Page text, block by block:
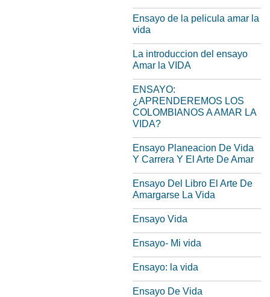
Ensayo de la pelicula amar la
vida
La introduccion del ensayo
Amar la VIDA
ENSAYO:
¿APRENDEREMOS LOS
COLOMBIANOS A AMAR LA
VIDA?
Ensayo Planeacion De Vida
Y Carrera Y El Arte De Amar
Ensayo Del Libro El Arte De
Amargarse La Vida
Ensayo Vida
Ensayo- Mi vida
Ensayo: la vida
Ensayo De Vida